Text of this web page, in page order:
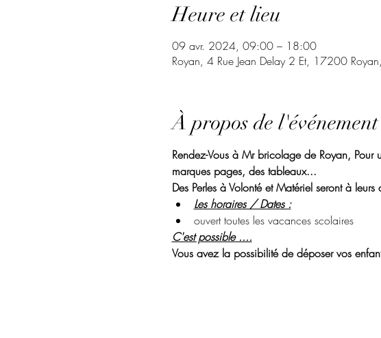
Heure et lieu
09 avr. 2024, 09:00 – 18:00
Royan, 4 Rue Jean Delay 2 Et, 17200
À propos de l'événement
Rendez-Vous à Mr bricolage de Royan, Pour
marques pages, des tableaux...
Des Perles à Volonté et Matériel seront à
Les horaires / Dates :
ouvert toutes les vacances scolaires
C'est possible ....
Vous avez la possibilité de déposer vos